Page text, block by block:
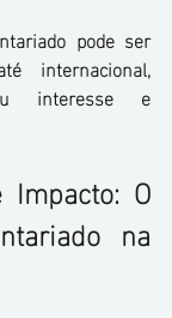
pode ser
internacional,
interesse e
Impacto: O
na